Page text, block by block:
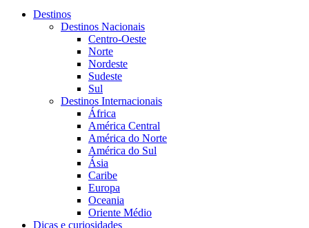
Destinos
Destinos Nacionais
Centro-Oeste
Norte
Nordeste
Sudeste
Sul
Destinos Internacionais
África
América Central
América do Norte
América do Sul
Ásia
Caribe
Europa
Oceania
Oriente Médio
Dicas e curiosidades